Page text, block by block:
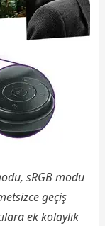
sRGB modu
geçiş
ek kolaylık